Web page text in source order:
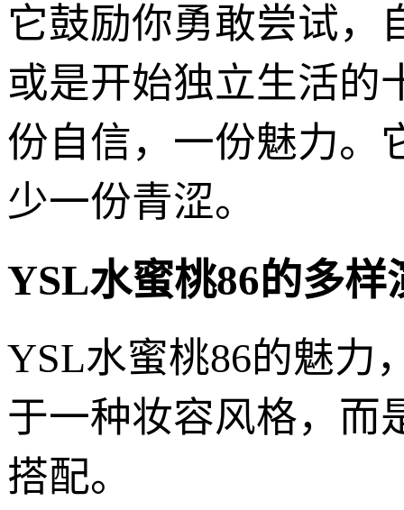
它鼓励你勇敢尝试，
或是开始独立生活的
份自信，一份魅力。
少一份青涩。
YSL水蜜桃86的多
YSL水蜜桃86的魅力
于一种妆容风格，而
搭配。